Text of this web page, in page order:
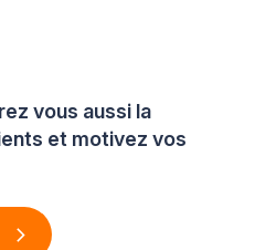
vous aussi la
et motivez vos